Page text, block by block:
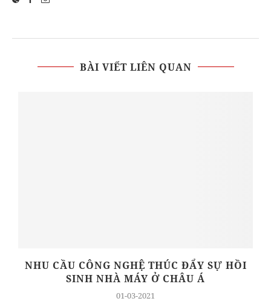
BÀI VIẾT LIÊN QUAN
NHU CẦU CÔNG NGHỆ THÚC ĐẨY SỰ HỒI
SINH NHÀ MÁY Ở CHÂU Á
01-03-2021